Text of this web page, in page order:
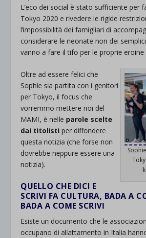
L’eco dei social è stato sufficiente per
Tokyo 2020 e rivedere le rigide
l’impossibilità dei famigliari di
considerare le neonate non dei
vanno a fare il tifo per le proprie eroine
Oltre ad essere felici che
Sophie sia partita con i genitori
per Tokyo, il focus che
vorremmo mettere noi del
MAMI, è nelle parole scelte
dai titolisti per diffondere
questa notizia (che forse non
dovrebbe neppure essere una
notizia).
QUELLO CHE DICI E
SCRIVI FA CULTURA, BADA A
BADA A COME SCRIVI
Esiste un documento che le
occupano di allattamento in Italia